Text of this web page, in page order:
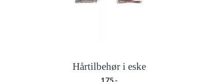
Hårtilbehør i eske
175,-